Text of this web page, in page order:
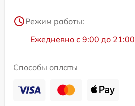
Режим работы:
Ежедневно с 9:00 до 21:00
Способы оплаты